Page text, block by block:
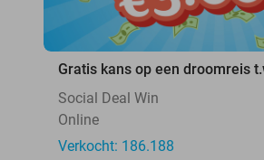
Gratis kans op een droomreis
Social Deal Win
Online
Verkocht: 186.188